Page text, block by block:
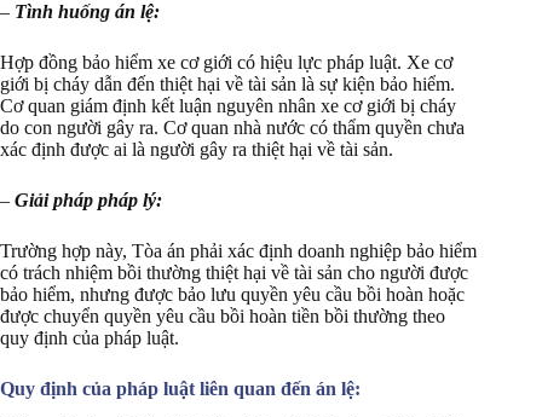
– Tình huống án lệ:
Hợp đồng bảo hiểm xe cơ giới có hiệu lực pháp luật. Xe cơ
giới bị cháy dẫn đến thiệt hại về tài sản là sự kiện bảo hiểm.
Cơ quan giám định kết luận nguyên nhân xe cơ giới bị cháy
do con người gây ra. Cơ quan nhà nước có thẩm quyền chưa
xác định được ai là người gây ra thiệt hại về tài sản.
– Giải pháp pháp lý:
Trường hợp này, Tòa án phải xác định doanh nghiệp bảo hiểm
có trách nhiệm bồi thường thiệt hại về tài sản cho người được
bảo hiểm, nhưng được bảo lưu quyền yêu cầu bồi hoàn hoặc
được chuyển quyền yêu cầu bồi hoàn tiền bồi thường theo
quy định của pháp luật.
Quy định của pháp luật liên quan đến án lệ: